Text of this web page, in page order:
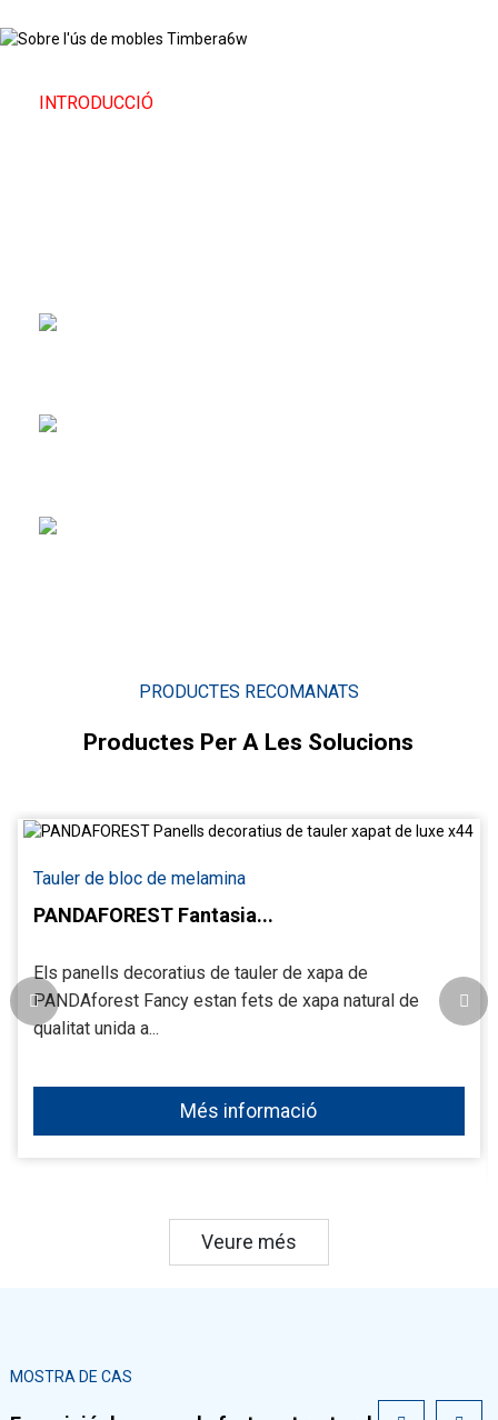
INTRODUCCIÓ
PRODUCTES RECOMANATS
Productes Per A Les Solucions
Tauler de bloc de melamina
PANDAFOREST Fantasia...
Els panells decoratius de tauler de xapa de
PANDAforest Fancy estan fets de xapa natural de
qualitat unida a...
Més informació
Veure més
MOSTRA DE CAS